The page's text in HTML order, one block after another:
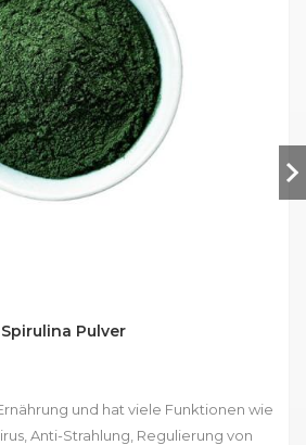
Spirulina Pulver
und hat viele Funktionen wie
Anti-Strahlung, Regulierung von